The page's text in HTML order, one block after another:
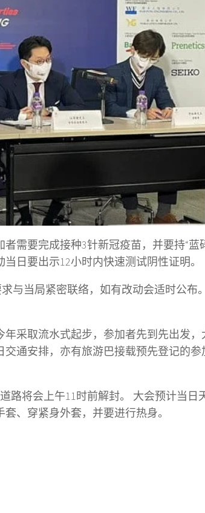
需要完成接种3针新冠疫苗，并要持“蓝
日要出示12小时内快速测试阴性证明。
与当局紧密联络，如有改动会适时公布
采取流水式起步，参加者先到先出发，
通安排，亦有旅游巴接载预先登记的参
路将会上午11时前解封。 大会预计当日
、穿紧身外套，并要进行热身。